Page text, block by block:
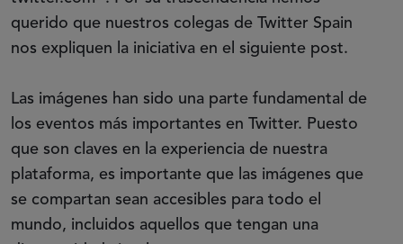
querido que nuestros colegas de Twitter Spain
nos expliquen la iniciativa en el siguiente post.
Las imágenes han sido una parte fundamental de
los eventos más importantes en Twitter. Puesto
que son claves en la experiencia de nuestra
plataforma, es importante que las imágenes que
se compartan sean accesibles para todo el
mundo, incluidos aquellos que tengan una